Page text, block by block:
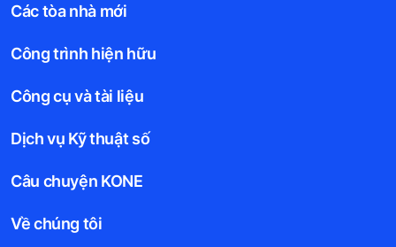
Các tòa nhà mới
Công trình hiện hữu
Công cụ và tài liệu
Dịch vụ Kỹ thuật số
Câu chuyện KONE
Về chúng tôi